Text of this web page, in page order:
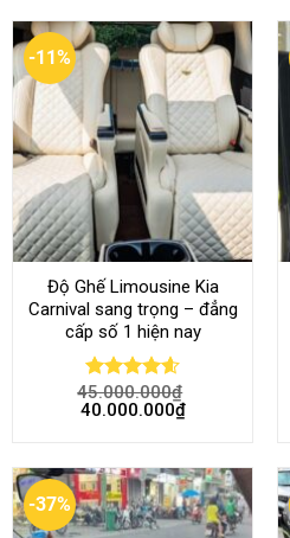
-11%
Độ Ghế Limousine Kia
Carnival sang trọng – đẳng
cấp số 1 hiện nay
Rated4.58
out of 5
45.000.000₫
40.000.000₫
-37%